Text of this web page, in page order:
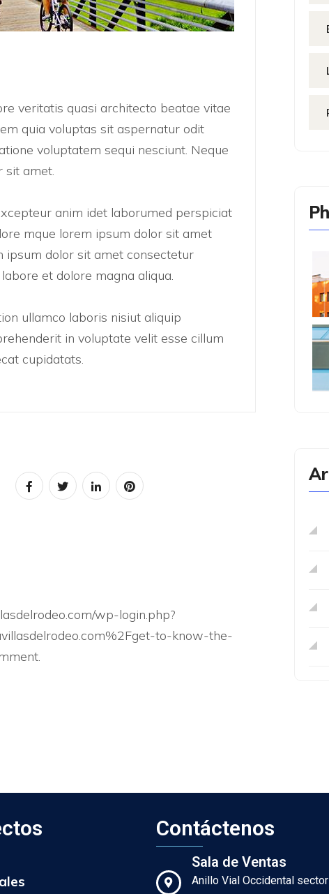
veritatis quasi architecto beatae vitae
quia voluptas sit aspernatur odit
voluptatem sequi nesciunt. Neque
sit amet.
anim idet laborumed perspiciat
mque lorem ipsum dolor sit amet
ipsum dolor sit amet consectetur
et dolore magna aliqua.
ullamco laboris nisiut aliquip
in voluptate velit esse cillum
cupidatats.
wp-login.php?
to-know-the-
Contáctenos
Sala de Ventas
Anillo Vial Occidental